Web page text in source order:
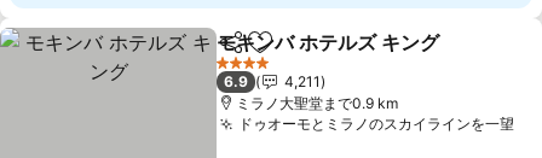
シェアお気に入りに追加
モキンバ ホテルズ キング
4 ホテルのランク
6.9
4,211
ミラノ大聖堂まで0.9 km
ドゥオーモとミラノのスカイラインを一望